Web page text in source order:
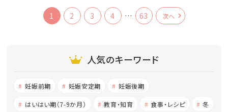
1 2 3 4 … 63 次へ
人気のキーワード
妊娠前期 妊娠安定期 妊娠後期
はいはい期（7-9か月） 教育・知育 食事・レシピ 冬